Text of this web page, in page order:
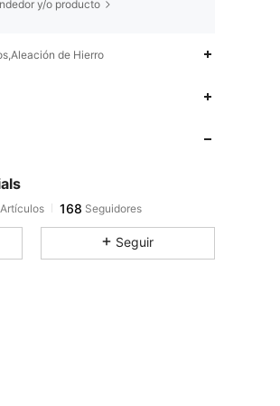
y/o producto
de Hierro
Artículos 168 Seguidores
Seguir